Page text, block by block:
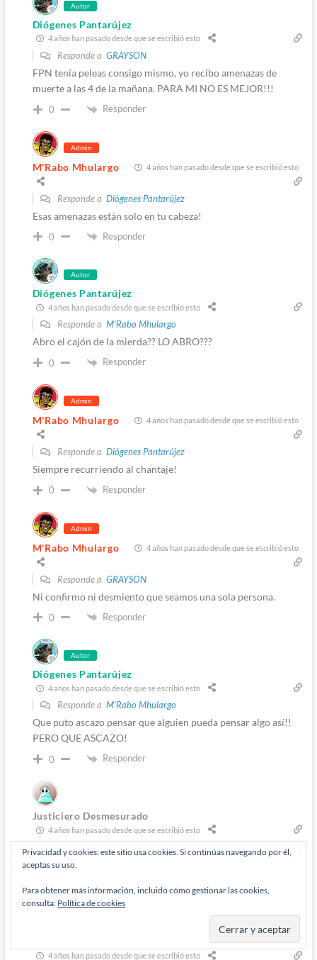
Autor
Diógenes Pantarújez
4 años han pasado desde que se escribió esto
Responde a GRAYSON
FPN tenía peleas consigo mismo, yo recibo amenazas de
muerte a las 4 de la mañana. PARA MI NO ES MEJOR!!!
0 Responder
Admin
M'Rabo Mhulargo 4 años han pasado desde que se escribió esto
Responde a Diógenes Pantarújez
Esas amenazas están solo en tu cabeza!
0 Responder
Autor
Diógenes Pantarújez
4 años han pasado desde que se escribió esto
Responde a M'Rabo Mhulargo
Abro el cajón de la mierda?? LO ABRO???
0 Responder
Admin
M'Rabo Mhulargo 4 años han pasado desde que se escribió esto
Responde a Diógenes Pantarújez
Siempre recurriendo al chantaje!
0 Responder
Admin
M'Rabo Mhulargo 4 años han pasado desde que se escribió esto
Responde a GRAYSON
Ni confirmo ni desmiento que seamos una sola persona.
0 Responder
Autor
Diógenes Pantarújez
4 años han pasado desde que se escribió esto
Responde a M'Rabo Mhulargo
Que puto ascazo pensar que alguien pueda pensar algo así!!
PERO QUE ASCAZO!
0 Responder
Justiciero Desmesurado
4 años han pasado desde que se escribió esto
Responde a Diógenes Pantarújez
Aceptate a ti mismo. M’Rabo es tu lado bueno.
0
4 años han pasado desde que se escribió esto
Privacidad y cookies: este sitio usa cookies. Si continúas navegando por él,
aceptas su uso.
Para obtener más información, incluido cómo gestionar las cookies,
consulta: Política de cookies